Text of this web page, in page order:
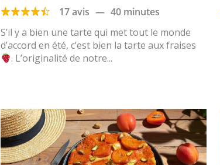
17 avis — 40 minutes
S’il y a bien une tarte qui met tout le monde
d’accord en été, c’est bien la tarte aux fraises
. L’originalité de notre...